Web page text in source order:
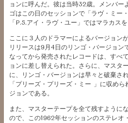
ョンに呼んだ。彼は当時32歳。メンバー
ゴはこの日のセッションで「ラヴ・ミー
「P.S.アイ・ラヴ・ユー」ではマラカスを
ここに３人のドラマーによるバージョン
リリースは9月4日のリンゴ・バージョン
なってから発売されたレコードは、すべ
ョンに差し替えられた。さらに、マスタ
に、リンゴ・バージョンは早々と破棄さ
「プリーズ・プリーズ・ミー 」に収め
ジョンである。
また、マスターテープを全て残すように
ので、この1962年セッションのステレオ